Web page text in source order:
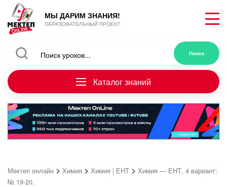
МЫ ДАРИМ ЗНАНИЯ!
ОБРАЗОВАТЕЛЬНЫЙ ПРОЕКТ
Каталог знаний
Мектеп онлайн > Химия > Химия | ЕНТ > Химия — ЕНТ. 4 вариант:
№ 19-20.